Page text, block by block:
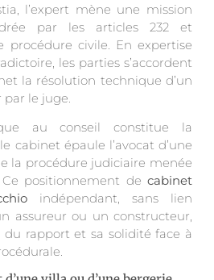
l’expert mène une mission
par les articles 232 et
procédure civile. En expertise
les parties s’accordent
la résolution technique d’un
le juge.
au conseil constitue la
cabinet épaule l’avocat d’une
la procédure judiciaire menée
positionnement de cabinet
indépendant, sans lien
assureur ou un constructeur,
rapport et sa solidité face à